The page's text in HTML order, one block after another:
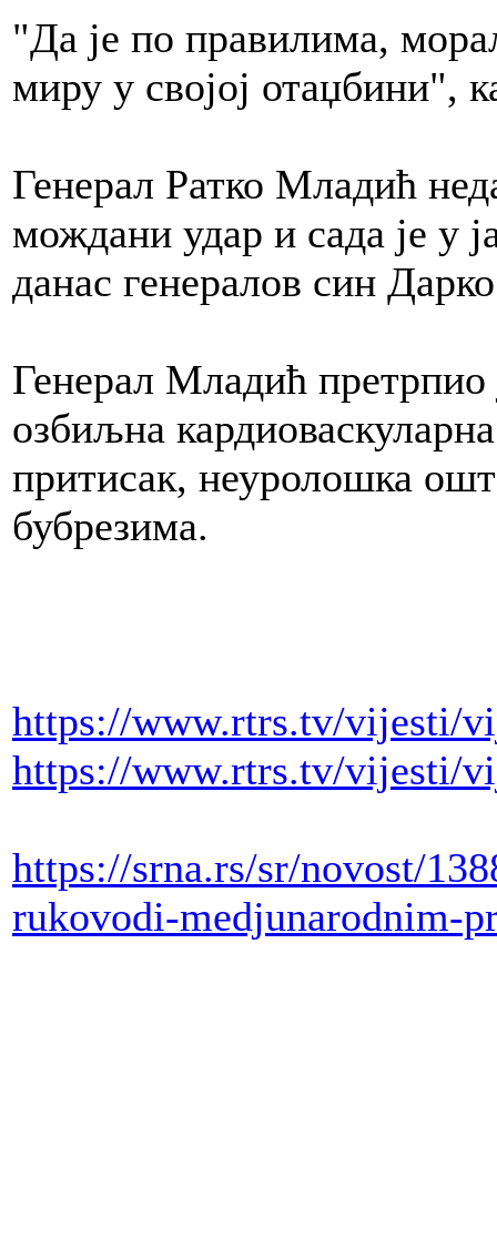
"Да је по правилима,
миру у својој отаџбини",
Генерал Ратко Младић
мождани удар и сада је у
данас генералов син
Генерал Младић
озбиљна
притисак, неуролошка
бубрезима.
https://www.rtrs.tv/vijesti/
https://www.rtrs.tv/vijesti/
https://srna.rs/sr/novost/
rukovodi-medjunarodnim-